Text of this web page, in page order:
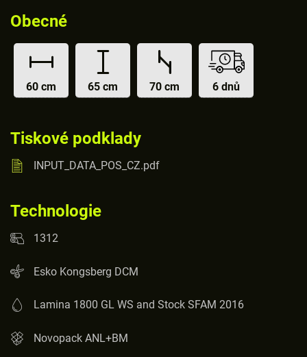
Obecné
60 cm 65 cm 70 cm 6 dnů
Tiskové podklady
INPUT_DATA_POS_CZ.pdf
Technologie
1312
Esko Kongsberg DCM
Lamina 1800 GL WS and Stock SFAM 2016
Novopack ANL+BM